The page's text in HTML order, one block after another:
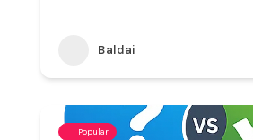
Baldai
Popular